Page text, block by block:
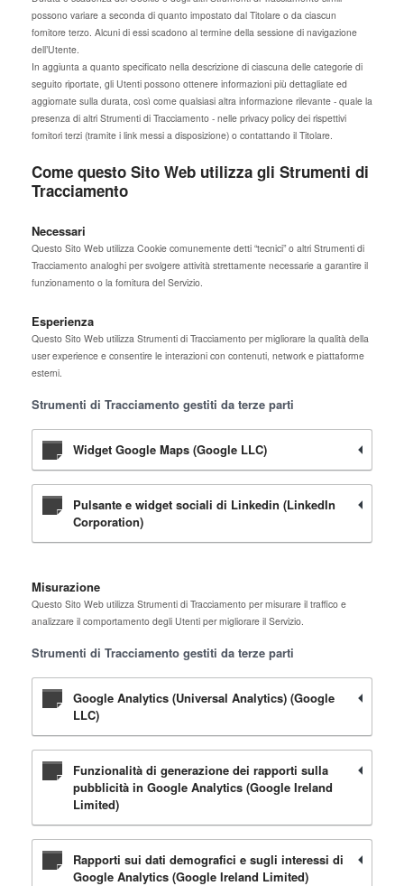
possono variare a seconda di quanto impostato dal Titolare o da ciascun
fornitore terzo. Alcuni di essi scadono al termine della sessione di navigazione
dell’Utente.
In aggiunta a quanto specificato nella descrizione di ciascuna delle categorie di
seguito riportate, gli Utenti possono ottenere informazioni più dettagliate ed
aggiornate sulla durata, così come qualsiasi altra informazione rilevante - quale la
presenza di altri Strumenti di Tracciamento - nelle privacy policy dei rispettivi
fornitori terzi (tramite i link messi a disposizione) o contattando il Titolare.
Come questo Sito Web utilizza gli Strumenti di
Tracciamento
Necessari
Questo Sito Web utilizza Cookie comunemente detti “tecnici” o altri Strumenti di
Tracciamento analoghi per svolgere attività strettamente necessarie a garantire il
funzionamento o la fornitura del Servizio.
Esperienza
Questo Sito Web utilizza Strumenti di Tracciamento per migliorare la qualità della
user experience e consentire le interazioni con contenuti, network e piattaforme
esterni.
Strumenti di Tracciamento gestiti da terze parti
Widget Google Maps (Google LLC)
Pulsante e widget sociali di Linkedin (LinkedIn
Corporation)
Misurazione
Questo Sito Web utilizza Strumenti di Tracciamento per misurare il traffico e
analizzare il comportamento degli Utenti per migliorare il Servizio.
Strumenti di Tracciamento gestiti da terze parti
Google Analytics (Universal Analytics) (Google
LLC)
Funzionalità di generazione dei rapporti sulla
pubblicità in Google Analytics (Google Ireland
Limited)
Rapporti sui dati demografici e sugli interessi di
Google Analytics (Google Ireland Limited)